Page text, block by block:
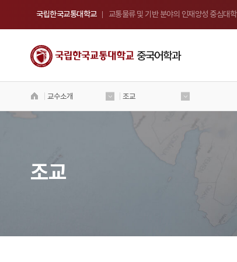
국립한국교통대학교 교통물류 및 기반 분야의 인재양성 중심대학
중국어학과
국립 한국교통대학교
교수소개 조교
조교